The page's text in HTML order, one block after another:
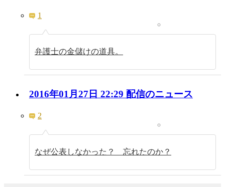
1
弁護士の金儲けの道具。
2016年01月27日 22:29 配信のニュース
2
なぜ公表しなかった？ 忘れたのか？